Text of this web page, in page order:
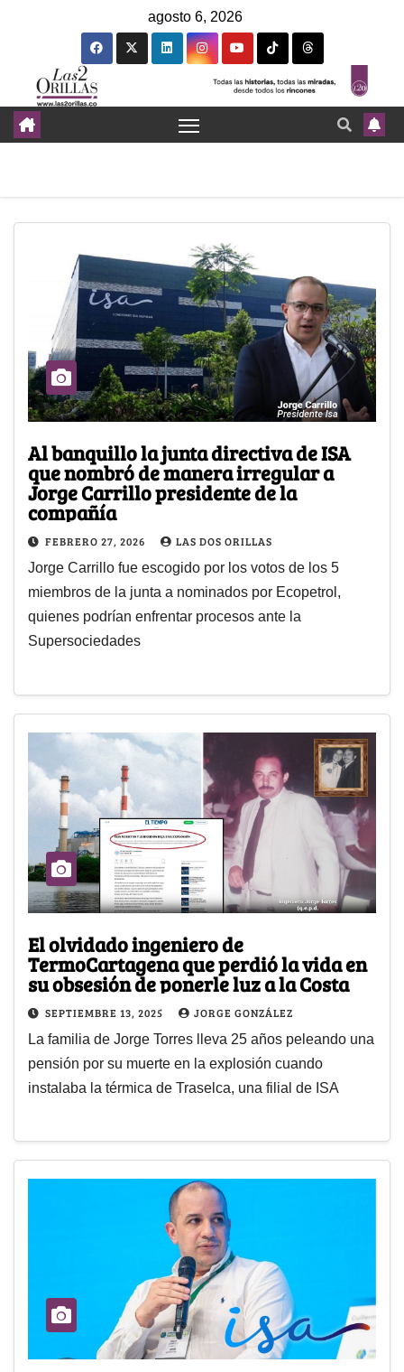
agosto 6, 2026
Al banquillo la junta directiva de ISA
que nombró de manera irregular a
Jorge Carrillo presidente de la
compañía
FEBRERO 27, 2026 LAS DOS ORILLAS
Jorge Carrillo fue escogido por los votos de los 5
miembros de la junta a nominados por Ecopetrol,
quienes podrían enfrentar procesos ante la
Supersociedades
El olvidado ingeniero de
TermoCartagena que perdió la vida en
su obsesión de ponerle luz a la Costa
SEPTIEMBRE 13, 2025 JORGE GONZÁLEZ
La familia de Jorge Torres lleva 25 años peleando una
pensión por su muerte en la explosión cuando
instalaba la térmica de Traselca, una filial de ISA